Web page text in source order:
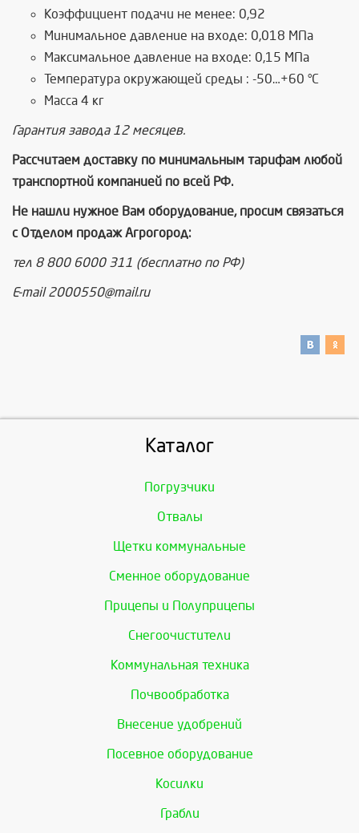
Коэффициент подачи не менее: 0,92
Минимальное давление на входе: 0,018 МПа
Максимальное давление на входе: 0,15 МПа
Температура окружающей среды : -50…+60 °C
Масса 4 кг
Гарантия завода 12 месяцев.
Рассчитаем доставку по минимальным тарифам любой
транспортной компанией по всей РФ.
Не нашли нужное Вам оборудование, просим связаться
с Отделом продаж Агрогород:
тел 8 800 6000 311 (бесплатно по РФ)
E-mail 2000550@mail.ru
Каталог
Погрузчики
Отвалы
Щетки коммунальные
Сменное оборудование
Прицепы и Полуприцепы
Снегоочистители
Коммунальная техника
Почвообработка
Внесение удобрений
Посевное оборудование
Косилки
Грабли